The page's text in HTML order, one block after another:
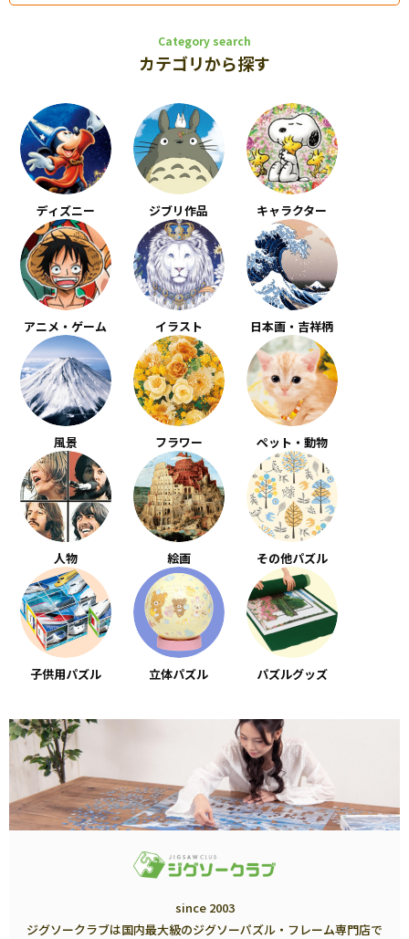
Category search
カテゴリから探す
ディズニー ジブリ作品 キャラクター
アニメ・ゲーム イラスト 日本画・吉祥柄
風景 フラワー ペット・動物
人物 絵画 その他パズル
子供用パズル 立体パズル パズルグッズ
since 2003
ジグソークラブは国内最大級のジグソーパズル・フレーム専門店で